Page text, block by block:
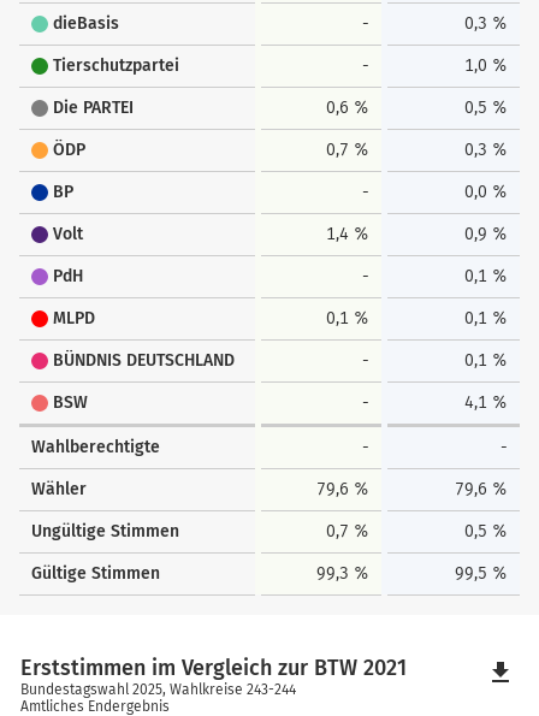
dieBasis - 0,3 %
Tierschutzpartei - 1,0 %
Die PARTEI 0,6 % 0,5 %
ÖDP 0,7 % 0,3 %
BP - 0,0 %
Volt 1,4 % 0,9 %
PdH - 0,1 %
MLPD 0,1 % 0,1 %
BÜNDNIS DEUTSCHLAND - 0,1 %
BSW - 4,1 %
Wahlberechtigte - -
Wähler 79,6 % 79,6 %
Ungültige Stimmen 0,7 % 0,5 %
Gültige Stimmen 99,3 % 99,5 %
Erststimmen im Vergleich zur BTW 2021
Bundestagswahl 2025, Wahlkreise 243-244
Amtliches Endergebnis
file_download